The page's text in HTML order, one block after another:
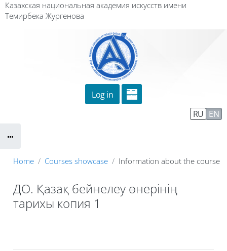
Skip to main content
Казахская национальная академия искусств имени
Темирбека Жургенова
Log in
RU EN
Home Courses showcase Information about the course
ДО. Қазақ бейнелеу өнерінің
тарихы копия 1